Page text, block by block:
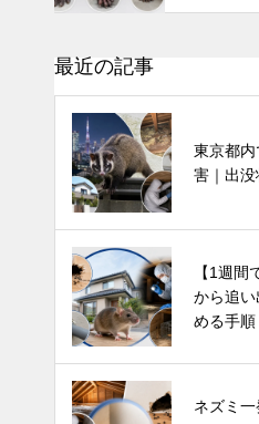
最近の記事
東京都
害｜出
【1週
から追
める手順
ネズミ